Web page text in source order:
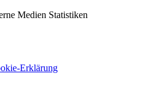
Medien Statistiken
Erklärung